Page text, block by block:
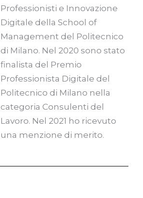
Professionisti e Innovazione
Digitale della School of
Management del Politecnico
di Milano. Nel 2020 sono stato
finalista del Premio
Professionista Digitale del
Politecnico di Milano nella
categoria Consulenti del
Lavoro. Nel 2021 ho ricevuto
una menzione di merito.